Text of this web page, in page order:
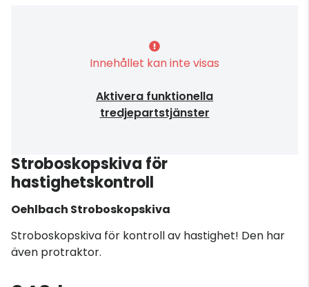
Innehållet kan inte visas
Aktivera funktionella
tredjepartstjänster
Stroboskopskiva för
hastighetskontroll
Oehlbach Stroboskopskiva
Stroboskopskiva för kontroll av hastighet! Den har
även protraktor.